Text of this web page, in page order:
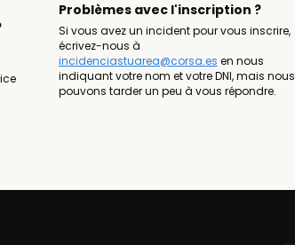
Problèmes avec l'inscription ?
Si vous avez un incident pour vous inscrire,
écrivez-nous à
incidenciastuarea@corsa.es en nous
indiquant votre nom et votre DNI, mais nous
pouvons tarder un peu à vous répondre.